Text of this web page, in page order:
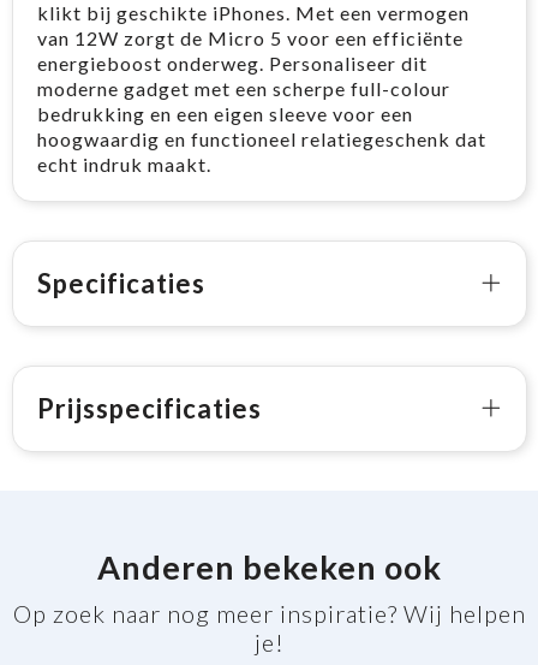
klikt bij geschikte iPhones. Met een vermogen
van 12W zorgt de Micro 5 voor een efficiënte
energieboost onderweg. Personaliseer dit
moderne gadget met een scherpe full-colour
bedrukking en een eigen sleeve voor een
hoogwaardig en functioneel relatiegeschenk dat
echt indruk maakt. ​​
Specificaties
Prijsspecificaties
Anderen bekeken ook
Op zoek naar nog meer inspiratie? Wij helpen
je!